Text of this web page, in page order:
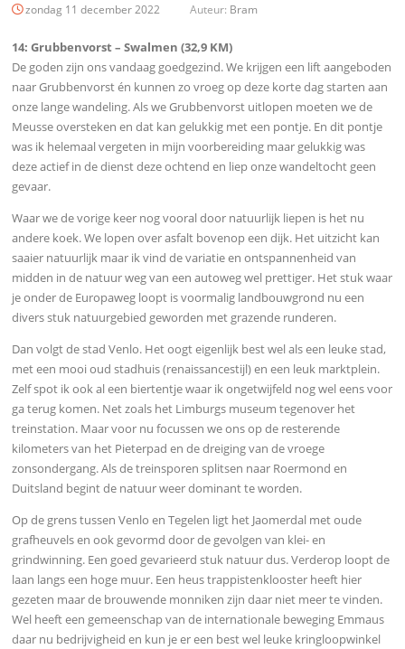
zondag 11 december 2022 Auteur: Bram
14: Grubbenvorst – Swalmen (32,9 KM)
De goden zijn ons vandaag goedgezind. We krijgen een lift aangeboden
naar Grubbenvorst én kunnen zo vroeg op deze korte dag starten aan
onze lange wandeling. Als we Grubbenvorst uitlopen moeten we de
Meusse oversteken en dat kan gelukkig met een pontje. En dit pontje
was ik helemaal vergeten in mijn voorbereiding maar gelukkig was
deze actief in de dienst deze ochtend en liep onze wandeltocht geen
gevaar.
Waar we de vorige keer nog vooral door natuurlijk liepen is het nu
andere koek. We lopen over asfalt bovenop een dijk. Het uitzicht kan
saaier natuurlijk maar ik vind de variatie en ontspannenheid van
midden in de natuur weg van een autoweg wel prettiger. Het stuk waar
je onder de Europaweg loopt is voormalig landbouwgrond nu een
divers stuk natuurgebied geworden met grazende runderen.
Dan volgt de stad Venlo. Het oogt eigenlijk best wel als een leuke stad,
met een mooi oud stadhuis (renaissancestijl) en een leuk marktplein.
Zelf spot ik ook al een biertentje waar ik ongetwijfeld nog wel eens voor
ga terug komen. Net zoals het Limburgs museum tegenover het
treinstation. Maar voor nu focussen we ons op de resterende
kilometers van het Pieterpad en de dreiging van de vroege
zonsondergang. Als de treinsporen splitsen naar Roermond en
Duitsland begint de natuur weer dominant te worden.
Op de grens tussen Venlo en Tegelen ligt het Jaomerdal met oude
grafheuvels en ook gevormd door de gevolgen van klei- en
grindwinning. Een goed gevarieerd stuk natuur dus. Verderop loopt de
laan langs een hoge muur. Een heus trappistenklooster heeft hier
gezeten maar de brouwende monniken zijn daar niet meer te vinden.
Wel heeft een gemeenschap van de internationale beweging Emmaus
daar nu bedrijvigheid en kun je er een best wel leuke kringloopwinkel